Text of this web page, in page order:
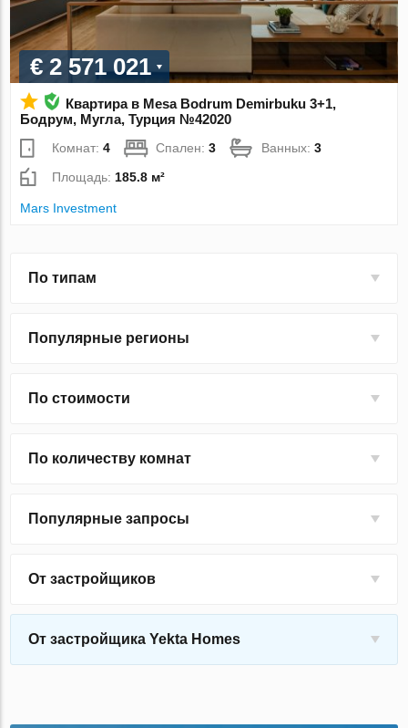
€ 2 571 021
Квартира в Mesa Bodrum Demirbuku 3+1,
Бодрум, Мугла, Турция №42020
Комнат:4 Спален:3 Ванных:3
Площадь:185.8 м²
Mars Investment
По типам
Популярные регионы
По стоимости
По количеству комнат
Популярные запросы
От застройщиков
От застройщика Yekta Homes